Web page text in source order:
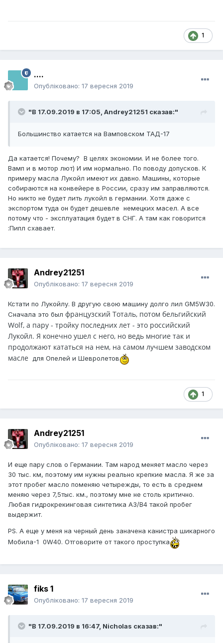
1
....
Опубліковано: 17 вересня 2019
"В 17.09.2019 в 17:05, Andrey21251 сказав:"
Большинство катается на Вамповском ТАД-17
Да катается! Почему? В целях экономии. И не более того.
Вамп и в мотор лют) И им нормально. По поводу допусков. К
примеру масла Лукойл имеют их давно. Машины, которые
собираются на конвейере в России, сразу им заправляются.
Но никто не будет лить лукойл в германии. Хотя даже с
экспортом туда он будет дешевле немецких масел. А все
потому что - эксплуатация будет в СНГ. А там как говорится
:Пипл схавает.
Andrey21251
Опубліковано: 17 вересня 2019
Кстати по Лукойлу. В другую свою машину долго лил GM5W30.
Сначала это был французский Тоталь, потом бельгийский
Wolf, а пару - тройку последних лет - это российский
Лукойл. Я конечно ушел с него, но ведь многие так и
продолжают кататься на нем, на самом лучшем заводском
масле для Опелей и Шевролетов
1
Andrey21251
Опубліковано: 17 вересня 2019
И еще пару слов о Германии. Там народ меняет масло через
30 тыс. км, поэтому им нужны реально крепкие масла. Я же за
этот пробег масло поменяю четырежды, то есть в среднем
меняю через 7,5тыс. км., поэтому мне не столь критично.
Любая гидрокрекинговая синтетика А3/В4 такой пробег
выдержит.
PS. А еще у меня на черный день заначена канистра шикарного
Мобила-1 0W40. Отговорите от такого проступка
fiks 1
Опубліковано: 17 вересня 2019
"В 17.09.2019 в 16:47, Nicholas сказав:"